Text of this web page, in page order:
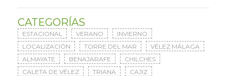
CATEGORÍAS
ESTACIONAL VERANO
INVIERNO
LOCALIZACIÓN
TORRE DEL MAR
VÉLEZ MÁLAGA
ALMAYATE
BENAJARAFE
CHILCHES
CALETA DE VÉLEZ
TRIANA CAJIZ